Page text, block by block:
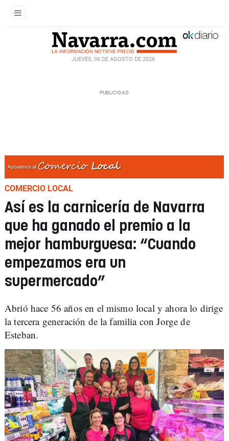
JUEVES, 06 DE AGOSTO DE 2026
COMERCIO LOCAL
Así es la carnicería de Navarra
que ha ganado el premio a la
mejor hamburguesa: “Cuando
empezamos era un
supermercado”
Abrió hace 56 años en el mismo local y ahora lo dirige
la tercera generación de la familia con Jorge de
Esteban.